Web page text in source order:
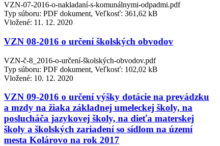
VZN-07-2016-o-nakladaní-s-komunálnymi-odpadmi.pdf
Typ súboru: PDF dokument, Veľkosť: 361,62 kB
Vložené: 11. 12. 2020
VZN 08-2016 o určení školských obvodov
VZN-č-8_2016-o-určení-školských-obvodov.pdf
Typ súboru: PDF dokument, Veľkosť: 102,02 kB
Vložené: 10. 12. 2020
VZN 09-2016 o určení výšky dotácie na prevádzku
a mzdy na žiaka základnej umeleckej školy, na
poslucháča jazykovej školy, na dieťa materskej
školy a školských zariadení so sídlom na území
mesta Kolárovo na rok 2017